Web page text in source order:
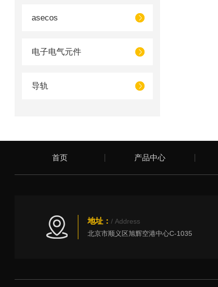
asecos
电子电气元件
导轨
首页 产品中心
地址： / Address
北京市顺义区旭辉空港中心C-1035